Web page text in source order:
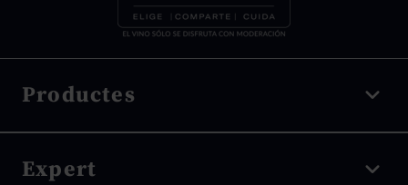
Productes
Vi blanc
Expert